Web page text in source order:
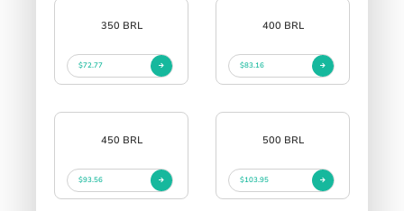
350 BRL
$72.77
400 BRL
$83.16
450 BRL
$93.56
500 BRL
$103.95